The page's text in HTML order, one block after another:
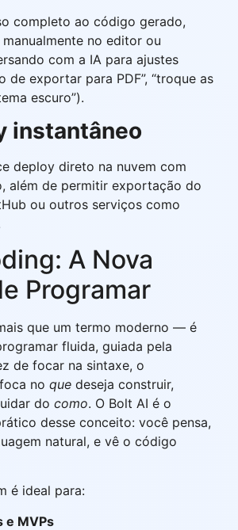
completo ao código gerado,
no editor ou
com a IA para ajustes
de exportar para PDF”, “troque as
escuro”).
instantâneo
deploy direto na nuvem com
além de permitir exportação do
ou outros serviços como
A Nova
Programar
que um termo moderno — é
fluida, guiada pela
de focar na sintaxe, o
no que deseja construir,
do como. O Bolt AI é o
desse conceito: você pensa,
natural, e vê o código
é ideal para:
e MVPs